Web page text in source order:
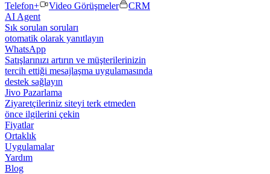
Telefon+
Video Görüşmeler
CRM
AI Agent
Sık sorulan soruları
otomatik olarak yanıtlayın
WhatsApp
Satışlarınızı artırın ve müşterilerinizin
tercih ettiği mesajlaşma uygulamasında
destek sağlayın
Jivo Pazarlama
Ziyaretçileriniz siteyi terk etmeden
önce ilgilerini çekin
Fiyatlar
Ortaklık
Uygulamalar
Yardım
Blog